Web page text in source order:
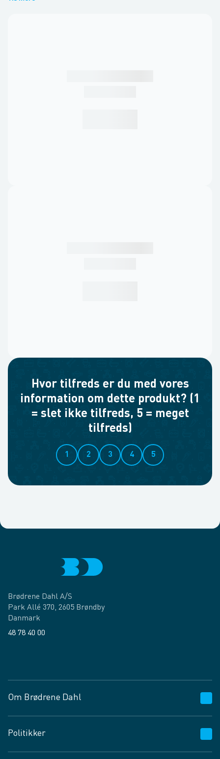
Hvor tilfreds er du med vores
information om dette produkt? (1
= slet ikke tilfreds, 5 = meget
tilfreds)
1 2 3 4 5
Brødrene Dahl A/S
Park Allé 370, 2605 Brøndby
Danmark
48 78 40 00
Om Brødrene Dahl
Vagttelefon 30 10 89 89
Spørgsmål og svar
Politikker